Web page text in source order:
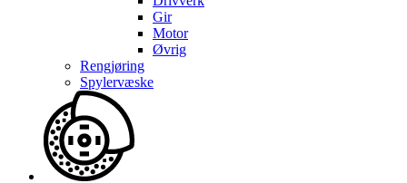
Gir
Motor
Øvrig
Rengjøring
Spylervæske